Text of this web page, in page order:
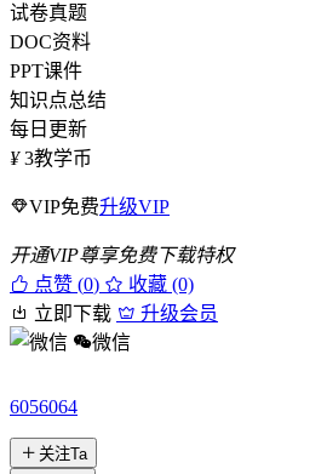
试卷真题
DOC资料
PPT课件
知识点总结
每日更新
¥ 3教学币
VIP免费升级VIP
开通VIP尊享免费下载特权
点赞 (0)
收藏 (0)
立即下载
升级会员
微信
6056064
关注Ta